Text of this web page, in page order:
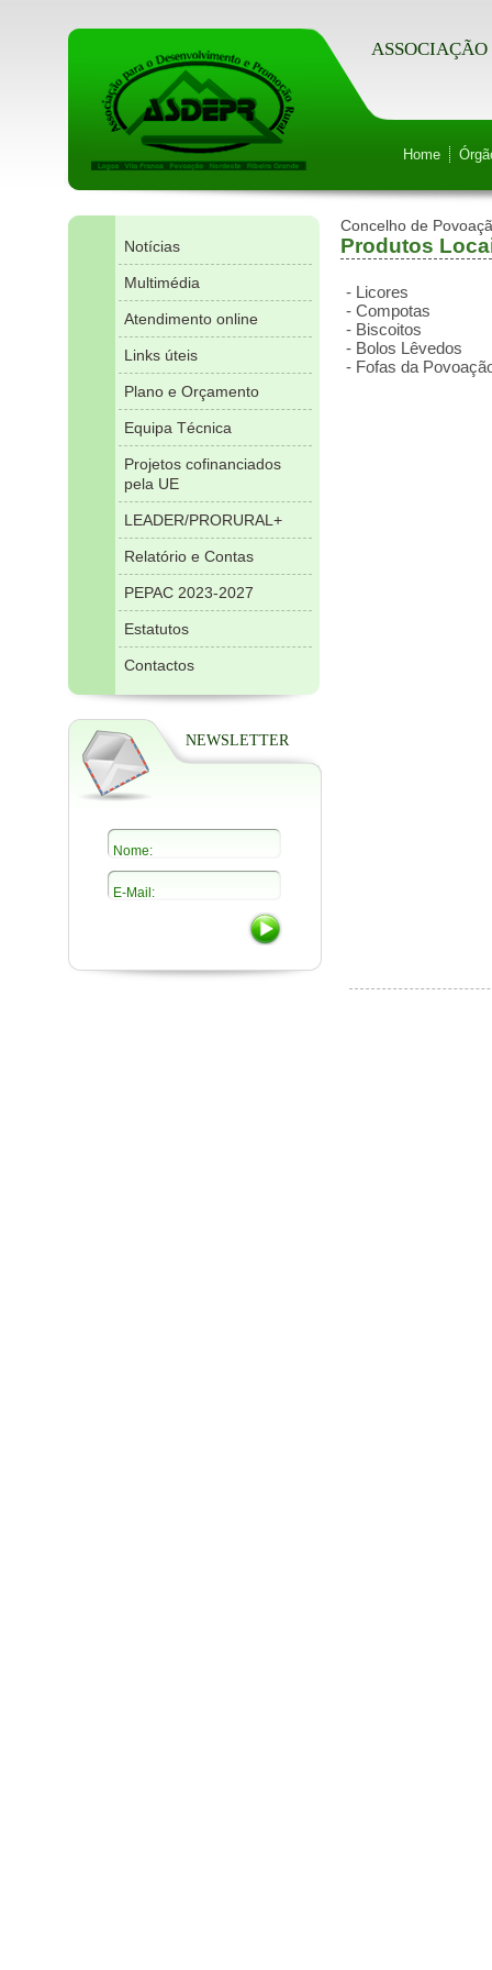
Home
Notícias
Multimédia
Atendimento online
Links úteis
Plano e Orçamento
Equipa Técnica
Projetos cofinanciados
pela UE
LEADER/PRORURAL+
Relatório e Contas
PEPAC 2023-2027
Estatutos
Contactos
NEWSLETTER
Concelho de
Produtos
- Licores
- Compotas
- Biscoitos
- Bolos Lêvedos
- Fofas da